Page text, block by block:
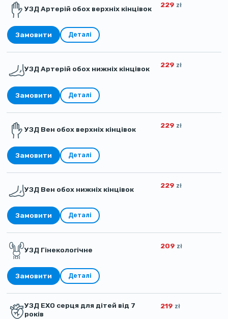
УЗД Артерій обох верхніх кінцівок 229 zł
Замовити Деталі
УЗД Артерій обох нижніх кінцівок 229 zł
Замовити Деталі
УЗД Вен обох верхніх кінцівок 229 zł
Замовити Деталі
УЗД Вен обох нижніх кінцівок 229 zł
Замовити Деталі
УЗД Гінекологічне 209 zł
Замовити Деталі
УЗД ЕХО серця для дітей від 7
років
219 zł